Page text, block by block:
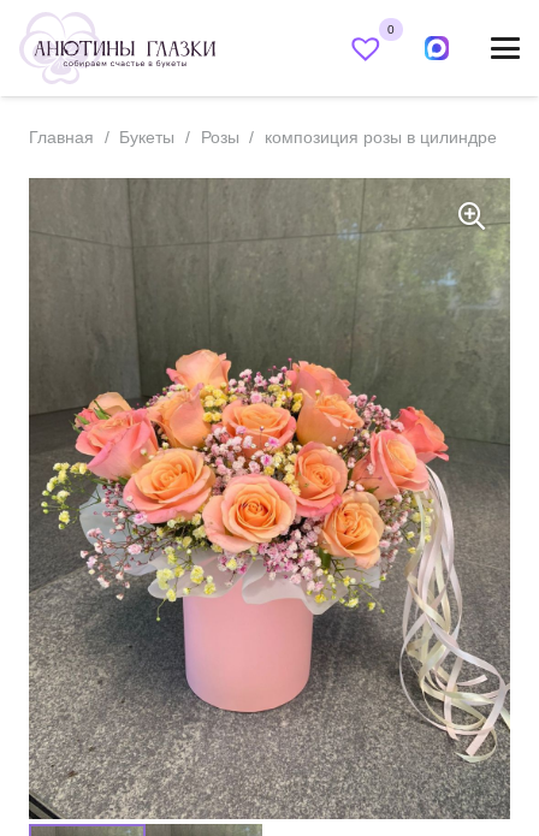
0
Главная / Букеты / Розы / композиция розы в цилиндре